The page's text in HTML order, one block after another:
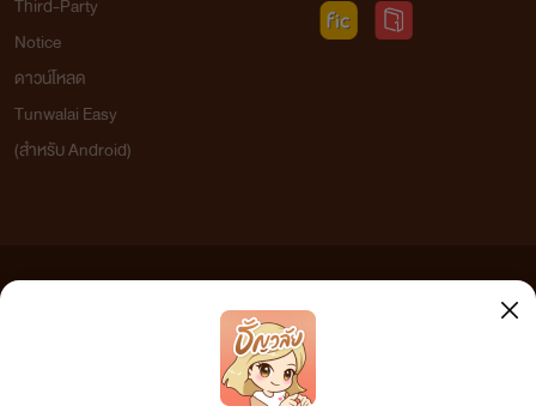
Third-Party
Notice
ดาวน์โหลด
Tunwalai Easy
(สำหรับ Android)
เว็บไซต์แห่งนี้ไม่ได้เห็นด้วยและไม่ขอรับผิดชอบต่อข้อความใดๆ ทั้งสิ้น ดังนั้นผู้อ่านทุกท่านโปรดใช้
วิจารณญาณในการกลั่นกรองด้วยตนเอง และหากท่านพบข้อความใดๆ ที่ขัดต่อกฎหมายและศีลธรรม
เพื่อทีมงานจะได้ดำเนินการในทันที ทั้งนี้ ทางเว็บไซต์ขอสงวน
ลิขสิทธิ์ตามพระราชบัญญัติลิขสิทธิ์ (ฉบับเพิ่มเติม) พ.ศ.2558